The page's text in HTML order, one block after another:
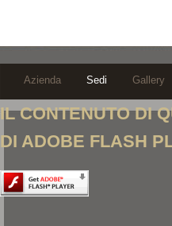
Azienda Sedi Gallery
IL CONTENUTO DI
DI ADOBE FLASH